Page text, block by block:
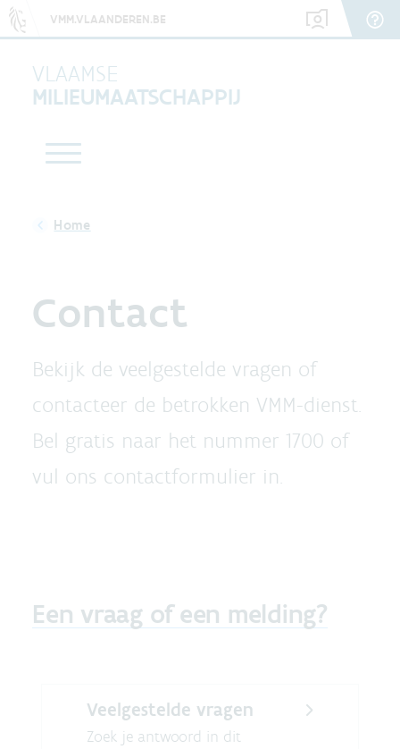
VMM.VLAANDEREN.BE
VLAAMSE
MILIEUMAATSCHAPPIJ
Contact
Bekijk de veelgestelde vragen of
contacteer de betrokken VMM-dienst.
Bel gratis naar het nummer 1700 of
vul ons contactformulier in.
Een vraag of een melding?
Veelgestelde vragen
Zoek je antwoord in dit